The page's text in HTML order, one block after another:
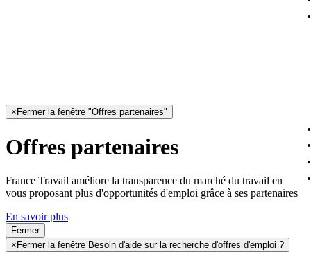
× Fermer la fenêtre "Offres partenaires"
Offres partenaires
France Travail améliore la transparence du marché du travail en
vous proposant plus d'opportunités d'emploi grâce à ses partenaires
En savoir plus
Fermer
× Fermer la fenêtre Besoin d'aide sur la recherche d'offres d'emploi ?